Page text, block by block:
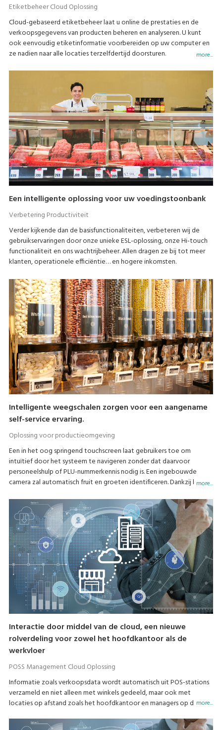
Etiketbeheer Cloud Oplossing
Cloud-gebaseerd etiketbeheer laat u online de prestaties en de
verkoopsgegevens van producten beheren en analyseren. U kunt
ook eenvoudig etiketinformatie voorbereiden op uw computer en
ze nadien naar alle locaties terzelfdertijd doorsturen.
more...
Een intelligente oplossing voor uw voedingstoonbank
Verbetering Productiviteit
Verder kijkende dan de basisfunctionaliteiten, verbeteren wij de
gebruikservaringen door onze unieke ESL-oplossing, onze Hi-touch
functionaliteit en ons wachtrijbeheer. Allen dragen ze bij tot meer
klanten, operationele efficiëntie… en hogere inkomsten.
Intelligente weegschalen zorgen voor een aangename
self-service ervaring.
Oplossing voor productieomgeving
Een in het oog springend touchscreen laat gebruikers toe om
intuïtief door het systeem te navigeren zonder dat daarvoor
personeelshulp of PLU-nummerkennis nodig is. Een ingebouwde
camera zal automatisch fruit en groeten identificeren. Dankzij het
verbetert de weegschaal haar nauwkeurigheid naarmate het gebruik
toeneemt.
more...
Interactie door middel van de cloud, een nieuwe
rolverdeling voor zowel het hoofdkantoor als de
werkvloer
POSS Management Cloud Oplossing
Informatie zoals verkoopsdata wordt automatisch uit POS-stations
verzameld en niet alleen met winkels gedeeld, maar ook met
locaties op afstand zoals het hoofdkantoor en managers op demore...